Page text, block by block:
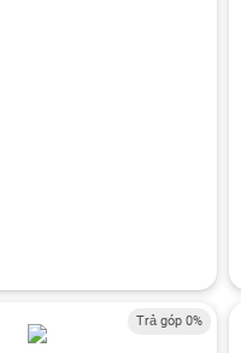
Trả góp 0%